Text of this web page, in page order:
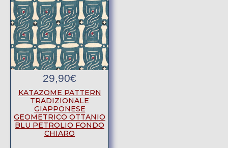
29,90€
KATAZOME PATTERN
TRADIZIONALE
GIAPPONESE
GEOMETRICO OTTANIO
BLU PETROLIO FONDO
CHIARO